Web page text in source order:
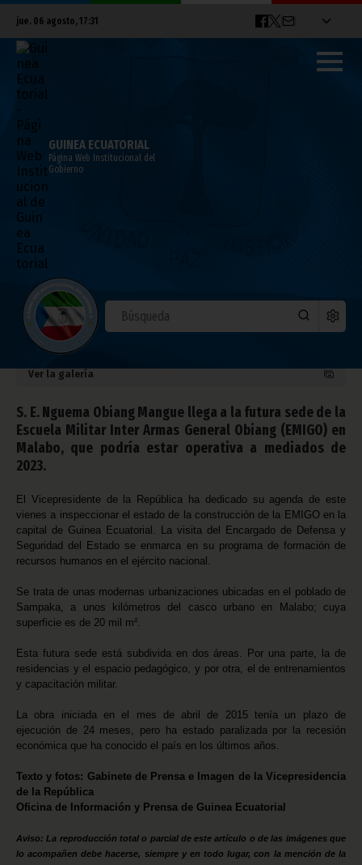
jue. 06 agosto, 17:31
GUINEA ECUATORIAL
Página Web Institucional del
Gobierno
El Vicepresidente inspecciona el avance
de construcción de la EMIGO
abril 01, 2022
Noticias Vicepresidencia
Ver la galería
S. E. Nguema Obiang Mangue llega a la futura sede de la
Escuela Militar Inter Armas General Obiang (EMIGO) en
Malabo, que podría estar operativa a mediados de
2023.
El Vicepresidente de la República ha dedicado su agenda de este
vienes a inspeccionar el estado de la construcción de la EMIGO en la
capital de Guinea Ecuatorial. La visita del Encargado de Defensa y
Seguridad del Estado se enmarca en su programa de formación de
recursos humanos en el ejército nacional.
Se trata de unas modernas urbanizaciones ubicadas en el poblado de
Sampaka, a unos kilómetros del casco urbano en Malabo; cuya
superficie es de 20 mil m².
Esta futura sede está subdivida en dos áreas. Por una parte, la de
residencias y el espacio pedagógico, y por otra, el de entrenamientos
y capacitación militar.
La obra iniciada en el mes de abril de 2015 tenía un plazo de
ejecución de 24 meses, pero ha estado paralizada por la recesión
económica que ha conocido el país en los últimos años.
Texto y fotos: Gabinete de Prensa e Imagen de la Vicepresidencia
de la República
Oficina de Información y Prensa de Guinea Ecuatorial
Aviso: La reproducción total o parcial de este artículo o de las imágenes que
lo acompañen debe hacerse, siempre y en todo lugar, con la mención de la